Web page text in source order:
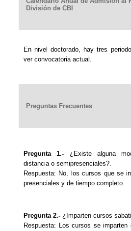
División de CBI
En nivel doctorado, hay tres
ver convocatoria actual.
Preguntas Frecuentes
Pregunta 1.- ¿Existe alguna
distancia o semipresenciales?.
Respuesta: No, los cursos que se
presenciales y de tiempo completo.
Pregunta 2.- ¿Imparten cursos
Respuesta: Los cursos se